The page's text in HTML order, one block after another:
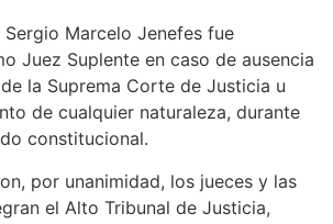
Sergio Marcelo Jenefes fue
Juez Suplente en caso de ausencia
la Suprema Corte de Justicia u
de cualquier naturaleza, durante
constitucional.
por unanimidad, los jueces y las
el Alto Tribunal de Justicia,